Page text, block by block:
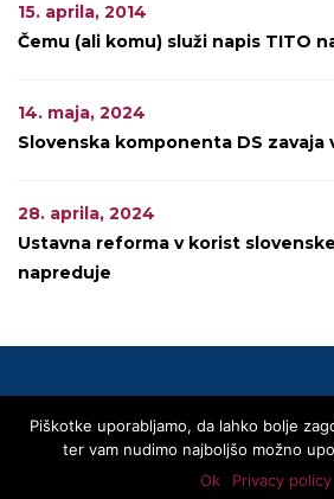
15. aprila, 2014
Čemu (ali komu) služi napis TITO
14. maja, 2024
Slovenska komponenta DS zavaja
28. aprila, 2024
Ustavna reforma v korist
napreduje
© 2020 SLOVENSKA
Kontakti
Piškotke uporabljamo, da lahko bolje
ter vam nudimo najboljšo možno
Ok
Privacy policy